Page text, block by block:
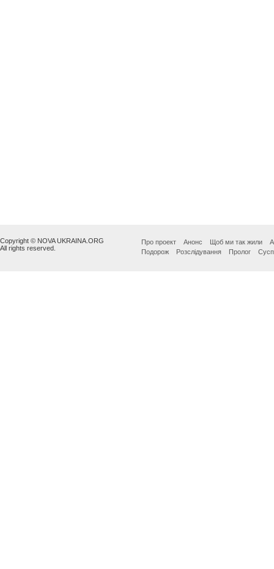
Copyright © NOVA UKRAINA.ORG
All rights reserved.
Про проект Анонс Щоб ми так жили
Подорож
Розслідування Пролог